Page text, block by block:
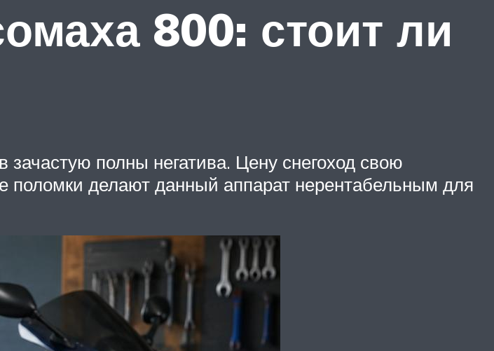
800: стоит ли
полны негатива. Цену снегоход свою
поломки делают данный аппарат нерентабельным для